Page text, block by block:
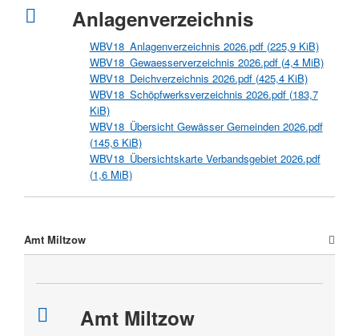
Anlagenverzeichnis
WBV18_Anlagenverzeichnis 2026.pdf (225,9 KiB)
WBV18_Gewaesserverzeichnis 2026.pdf (4,4 MiB)
WBV18_Deichverzeichnis 2026.pdf (425,4 KiB)
WBV18_Schöpfwerksverzeichnis 2026.pdf (183,7
KiB)
WBV18_Übersicht Gewässer Gemeinden 2026.pdf
(145,6 KiB)
WBV18_Übersichtskarte Verbandsgebiet 2026.pdf
(1,6 MiB)
Amt Miltzow
Amt Miltzow